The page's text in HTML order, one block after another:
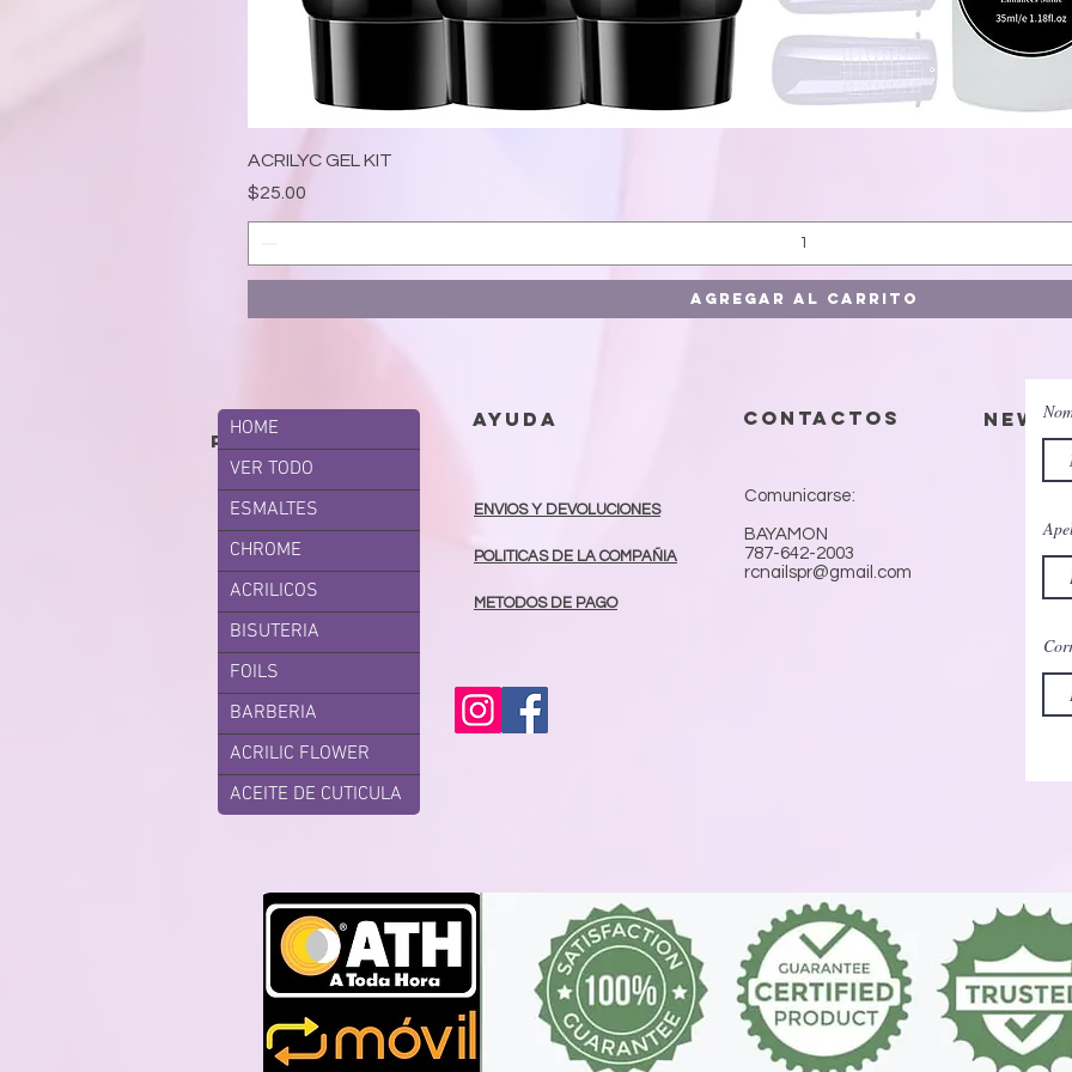
ACRILYC GEL KIT
Precio
$25.00
Agregar al carrito
productos
HOME
VER TODO
ESMALTES
CHROME
ACRILICOS
BISUTERIA
FOILS
BARBERIA
ACRILIC FLOWER
ACEITE DE CUTICULA
ayuda
ENVIOS Y DEVOLUCIONES
POLITICAS DE LA COMPAÑIA
METODOS DE PAGO
contactos
Comunicarse:
BAYAMON
787-642-2003
rcnailspr@gmail.com